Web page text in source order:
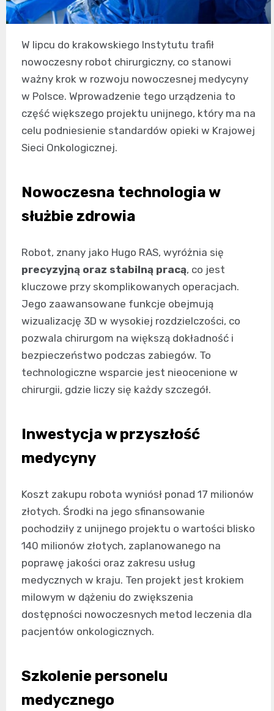
W lipcu do krakowskiego Instytutu trafił
nowoczesny robot chirurgiczny, co stanowi
ważny krok w rozwoju nowoczesnej medycyny
w Polsce. Wprowadzenie tego urządzenia to
część większego projektu unijnego, który ma na
celu podniesienie standardów opieki w Krajowej
Sieci Onkologicznej.
Nowoczesna technologia w
służbie zdrowia
Robot, znany jako Hugo RAS, wyróżnia się
precyzyjną oraz stabilną pracą, co jest
kluczowe przy skomplikowanych operacjach.
Jego zaawansowane funkcje obejmują
wizualizację 3D w wysokiej rozdzielczości, co
pozwala chirurgom na większą dokładność i
bezpieczeństwo podczas zabiegów. To
technologiczne wsparcie jest nieocenione w
chirurgii, gdzie liczy się każdy szczegół.
Inwestycja w przyszłość
medycyny
Koszt zakupu robota wyniósł ponad 17 milionów
złotych. Środki na jego sfinansowanie
pochodziły z unijnego projektu o wartości blisko
140 milionów złotych, zaplanowanego na
poprawę jakości oraz zakresu usług
medycznych w kraju. Ten projekt jest krokiem
milowym w dążeniu do zwiększenia
dostępności nowoczesnych metod leczenia dla
pacjentów onkologicznych.
Szkolenie personelu
medycznego